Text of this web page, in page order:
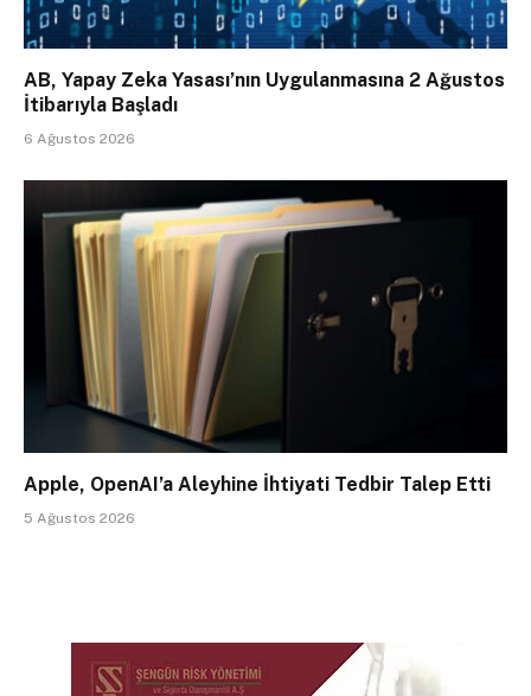
AB, Yapay Zeka Yasası’nın Uygulanmasına 2 Ağustos
İtibarıyla Başladı
6 Ağustos 2026
Apple, OpenAI’a Aleyhine İhtiyati Tedbir Talep Etti
5 Ağustos 2026